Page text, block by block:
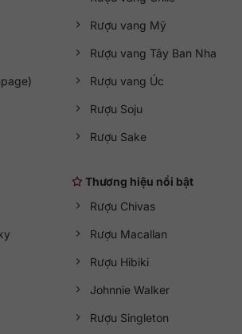
Rượu Singleton 12 năm
rượu Single Malt Scotch
12
Whisky of Glen Ord (hay còn được gọi là
xứ từ nhà máy chưng cất rượu tại cao
tiếp đạt huy chương vàng IWSC với
nha đơn cất ở độ tuổi dưới 15 năm,
thượng hạng khác, Singleton được
khi tung ra ba phiên bản hoàn toàn khác
Rượu vang Mỹ
Rượu vang Tây Ban Nha
Rượu vang Úc
Rượu Soju
Rượu Sake
Thương hiệu nổi bật
Rượu Chivas
Rượu Macallan
Rượu Hibiki
Johnnie Walker
Rượu Singleton